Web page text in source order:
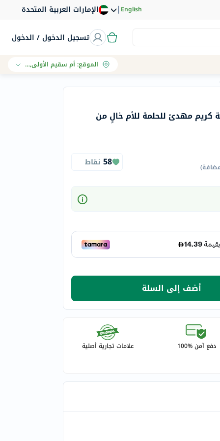
الإمارات العربية المتحدة |English
تسجيل الدخول / الدخول
الموقع:أم سقيم الأولى, دبي
كريم مهدئ للحلمة للأم خالٍ من
)
58 نقاط
أضف إلى السلة
دفع آمن %100 علامات تجارية أصلية